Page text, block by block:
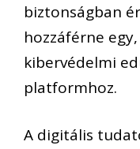
biztonságban
hozzáférne egy,
kibervédelmi
platformhoz.
A digitális